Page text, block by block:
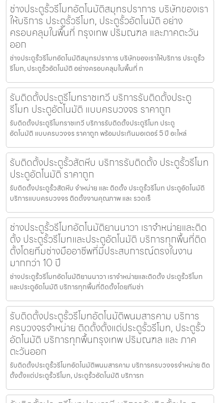
ช่างประตูรั้วรีโมทอัตโนมัติสมุทรปราการ บริษัทของเรา
ให้บริการ ประตูรั้วรีโมท, ประตูรั้วอัตโนมัติ อย่าง
ครอบคลุมในพื้นที่ กรุงเทพ ปริมณฑล และภาคตะวัน
ออก
ช่างประตูรั้วรีโมทอัตโนมัติสมุทรปราการ บริษัทของเราให้บริการ ประตูรั้ว
รีโมท, ประตูรั้วอัตโนมัติ อย่างครอบคลุมในพื้นที่ ก
รับติดตั้งประตูรีโมทราชเทวี บริการรับติดตั้งประตู
รีโมท ประตูอัตโนมัติ แบบครบวงจร ราคาถูก
รับติดตั้งประตูรีโมทราชเทวี บริการรับติดตั้งประตูรีโมท ประตู
อัตโนมัติ แบบครบวงจร ราคาถูก พร้อมประกันมอเตอร์ 5 ปี อะไหล่
รับติดตั้งประตูรั้วสัตหีบ บริการรับติดตั้ง ประตูรั้วรีโมท
ประตูอัตโนมัติ ราคาถูก
รับติดตั้งประตูรั้วสัตหีบ จำหน่าย และ ติดตั้ง ประตูรั้วรีโมท ประตูอัตโนมัติ
บริการแบบครบวงจร ติดตั้งงานคุณภาพ และ รวดเร็
ช่างประตูรั้วรีโมทอัตโนมัติยานนาวา เราจำหน่ายและติด
ตั้ง ประตูรั้วรีโมทและประตูอัตโนมัติ บริการทุกพื้นที่ติด
ตั้งโดยทีมช่างมืออาชีพที่มีประสบการณ์ตรงในงาน
มากกว่า 10 ปี
ช่างประตูรั้วรีโมทอัตโนมัติยานนาวา เราจำหน่ายและติดตั้ง ประตูรั้วรีโมท
และประตูอัตโนมัติ บริการทุกพื้นที่ติดตั้งโดยทีมช่า
รับติดตั้งประตูรั้วรีโมทอัตโนมัติพนมสารคาม บริการ
ครบวงจรจำหน่าย ติดตั้งตั้งแต่ประตูรั้วรีโมท, ประตูรั้ว
อัตโนมัติ บริการทุกพื้นกรุงเทพ ปริมณฑล และ ภาค
ตะวันออก
รับติดตั้งประตูรั้วรีโมทอัตโนมัติพนมสารคาม บริการครบวงจรจำหน่าย ติด
ตั้งตั้งแต่ประตูรั้วรีโมท, ประตูรั้วอัตโนมัติ บริการท